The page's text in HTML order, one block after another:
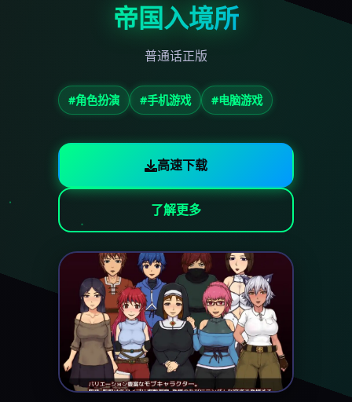
帝国入境所
普通话正版
#角色扮演 #手机游戏 #电脑游戏
高速下载
了解更多